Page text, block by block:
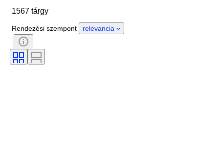
Country of origin
Állapot
Tanúsítvány
Téma
Technika
Szín
1567 tárgy
Rendezési szempont relevancia